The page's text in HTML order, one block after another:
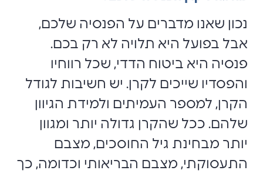
נכון שאנו מדברים על הפנסיה שלכם,
אבל בפועל היא תלויה לא רק בכם.
פנסיה היא ביטוח הדדי, שכל רווחיו
והפסדיו שייכים לקרן. יש חשיבות לגודל
הקרן, למספר העמיתים ולמידת הגיוון
שלהם. ככל שהקרן גדולה יותר ומגוון
יותר מבחינת גיל החוסכים, מצבם
התעסוקתי, מצבם הבריאותי וכדומה, כך